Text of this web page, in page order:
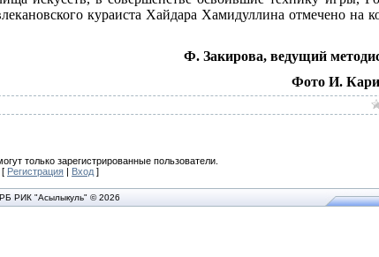
кураиста Хайдара Хамидуллина отмечено на
Ф. Закирова, ведущий
Фото И.
только зарегистрированные пользователи.
[ Регистрация | Вход ]
РИК "Асылыкуль" © 2026